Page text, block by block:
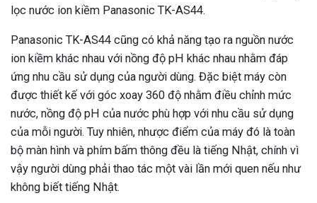
lọc nước ion kiềm Panasonic TK-AS44.
Panasonic TK-AS44 cũng có khả năng tạo ra nguồn nước
ion kiềm khác nhau với nồng độ pH khác nhau nhằm đáp
ứng nhu cầu sử dụng của người dùng. Đặc biệt máy còn
được thiết kế với góc xoay 360 độ nhằm điều chỉnh mức
nước, nồng độ pH của nước phù hợp với nhu cầu sử dụng
của mỗi người. Tuy nhiên, nhược điểm của máy đó là toàn
bộ màn hình và phím bấm thông đều là tiếng Nhật, chính vì
vậy người dùng phải thao tác một vài lần mới quen nếu như
không biết tiếng Nhật.